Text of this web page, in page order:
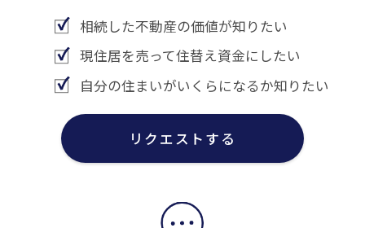
相続した不動産の価値が知りたい
現住居を売って住替え資金にしたい
自分の住まいがいくらになるか知りたい
リクエストする